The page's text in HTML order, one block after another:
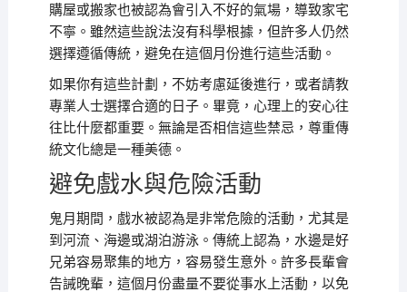
購屋或搬家也被認為會引入不好的氣場，導致家宅
不寧。雖然這些說法沒有科學根據，但許多人仍然
選擇遵循傳統，避免在這個月份進行這些活動。
如果你有這些計劃，不妨考慮延後進行，或者請教
專業人士選擇合適的日子。畢竟，心理上的安心往
往比什麼都重要。無論是否相信這些禁忌，尊重傳
統文化總是一種美德。
避免戲水與危險活動
鬼月期間，戲水被認為是非常危險的活動，尤其是
到河流、海邊或湖泊游泳。傳統上認為，水邊是好
兄弟容易聚集的地方，容易發生意外。許多長輩會
告誡晚輩，這個月份盡量不要從事水上活動，以免